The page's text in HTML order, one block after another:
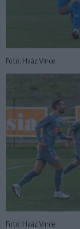
Fotó: Haáz Vince
Fotó: Haáz Vince